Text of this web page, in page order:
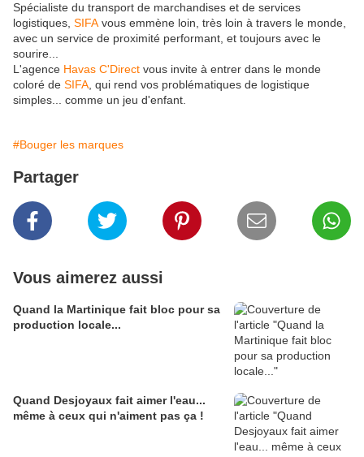
Spécialiste du transport de marchandises et de services
logistiques, SIFA vous emmène loin, très loin à travers le monde,
avec un service de proximité performant, et toujours avec le
sourire...
L'agence Havas C'Direct vous invite à entrer dans le monde
coloré de SIFA , qui rend vos problématiques de logistique
simples... comme un jeu d'enfant.
#Bouger les marques
Partager
Vous aimerez aussi
Quand la Martinique fait bloc pour sa
production locale...
Quand Desjoyaux fait aimer l'eau...
même à ceux qui n'aiment pas ça !